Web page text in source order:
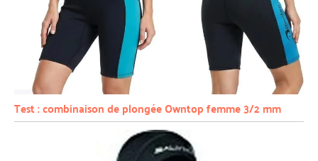
Test : combinaison de plongée Owntop femme 3/2 mm